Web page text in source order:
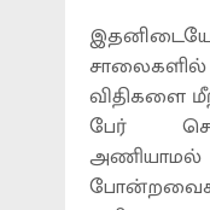
விதிகளை
பேர்